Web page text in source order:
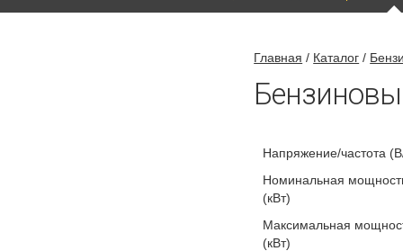
Главная / Каталог /
Напряжение/частота
Номинальная
(кВт)
Максимальная
(кВт)